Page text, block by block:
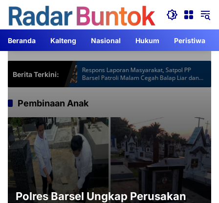
Langsung
konten
Beranda Kalteng Nasional Hukum Peristiwa
Berita Terkini:
Gardu
Lebih
Respons Laporan Masyarakat, Satpol PP
Barsel Patroli Malam Cegah Balap Liar dan
Knalpot Brong
Pembinaan Anak
Polres Barsel Ungkap Perusakan